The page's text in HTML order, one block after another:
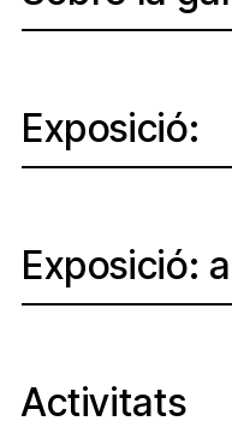
Exposició:
Exposició:
Activitats